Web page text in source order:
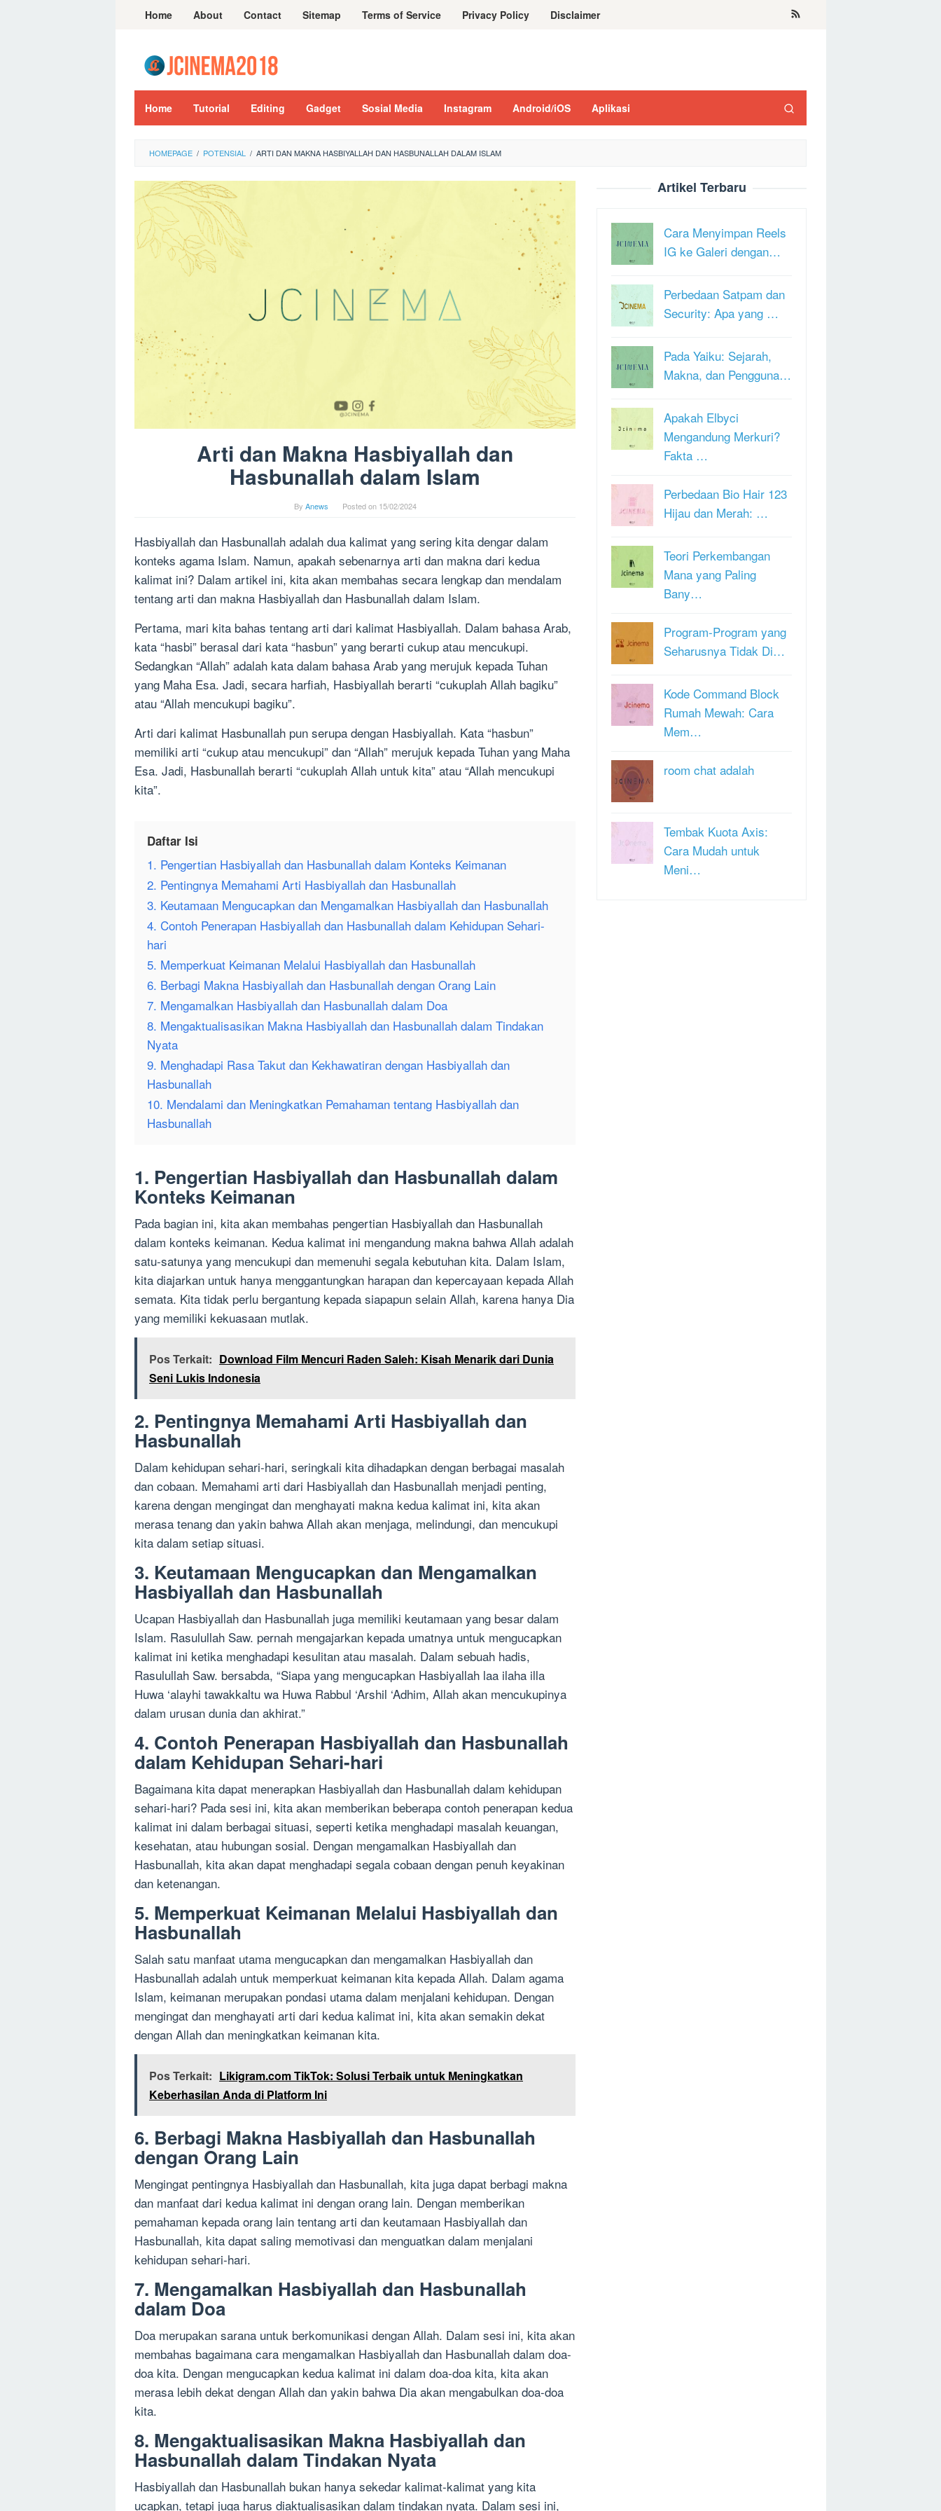
Home About Contact Sitemap Terms of Service Privacy Policy Disclaimer
Home Tutorial Editing Gadget Sosial Media Instagram Android/iOS Aplikasi
HOMEPAGE / POTENSIAL / ARTI DAN MAKNA HASBIYALLAH DAN HASBUNALLAH DALAM ISLAM
Arti dan Makna Hasbiyallah dan
Hasbunallah dalam Islam
By Anews Posted on 15/02/2024
Hasbiyallah dan Hasbunallah adalah dua kalimat yang sering kita dengar dalam
konteks agama Islam. Namun, apakah sebenarnya arti dan makna dari kedua
kalimat ini? Dalam artikel ini, kita akan membahas secara lengkap dan mendalam
tentang arti dan makna Hasbiyallah dan Hasbunallah dalam Islam.
Pertama, mari kita bahas tentang arti dari kalimat Hasbiyallah. Dalam bahasa Arab,
kata “hasbi” berasal dari kata “hasbun” yang berarti cukup atau mencukupi.
Sedangkan “Allah” adalah kata dalam bahasa Arab yang merujuk kepada Tuhan
yang Maha Esa. Jadi, secara harfiah, Hasbiyallah berarti “cukuplah Allah bagiku”
atau “Allah mencukupi bagiku”.
Arti dari kalimat Hasbunallah pun serupa dengan Hasbiyallah. Kata “hasbun”
memiliki arti “cukup atau mencukupi” dan “Allah” merujuk kepada Tuhan yang Maha
Esa. Jadi, Hasbunallah berarti “cukuplah Allah untuk kita” atau “Allah mencukupi
kita”.
Daftar Isi
1. Pengertian Hasbiyallah dan Hasbunallah dalam Konteks Keimanan
2. Pentingnya Memahami Arti Hasbiyallah dan Hasbunallah
3. Keutamaan Mengucapkan dan Mengamalkan Hasbiyallah dan Hasbunallah
4. Contoh Penerapan Hasbiyallah dan Hasbunallah dalam Kehidupan Sehari-
hari
5. Memperkuat Keimanan Melalui Hasbiyallah dan Hasbunallah
6. Berbagi Makna Hasbiyallah dan Hasbunallah dengan Orang Lain
7. Mengamalkan Hasbiyallah dan Hasbunallah dalam Doa
8. Mengaktualisasikan Makna Hasbiyallah dan Hasbunallah dalam Tindakan
Nyata
9. Menghadapi Rasa Takut dan Kekhawatiran dengan Hasbiyallah dan
Hasbunallah
10. Mendalami dan Meningkatkan Pemahaman tentang Hasbiyallah dan
Hasbunallah
1. Pengertian Hasbiyallah dan Hasbunallah dalam
Konteks Keimanan
Pada bagian ini, kita akan membahas pengertian Hasbiyallah dan Hasbunallah
dalam konteks keimanan. Kedua kalimat ini mengandung makna bahwa Allah adalah
satu-satunya yang mencukupi dan memenuhi segala kebutuhan kita. Dalam Islam,
kita diajarkan untuk hanya menggantungkan harapan dan kepercayaan kepada Allah
semata. Kita tidak perlu bergantung kepada siapapun selain Allah, karena hanya Dia
yang memiliki kekuasaan mutlak.
Pos Terkait: Download Film Mencuri Raden Saleh: Kisah Menarik dari Dunia
Seni Lukis Indonesia
2. Pentingnya Memahami Arti Hasbiyallah dan
Hasbunallah
Dalam kehidupan sehari-hari, seringkali kita dihadapkan dengan berbagai masalah
dan cobaan. Memahami arti dari Hasbiyallah dan Hasbunallah menjadi penting,
karena dengan mengingat dan menghayati makna kedua kalimat ini, kita akan
merasa tenang dan yakin bahwa Allah akan menjaga, melindungi, dan mencukupi
kita dalam setiap situasi.
3. Keutamaan Mengucapkan dan Mengamalkan
Hasbiyallah dan Hasbunallah
Ucapan Hasbiyallah dan Hasbunallah juga memiliki keutamaan yang besar dalam
Islam. Rasulullah Saw. pernah mengajarkan kepada umatnya untuk mengucapkan
kalimat ini ketika menghadapi kesulitan atau masalah. Dalam sebuah hadis,
Rasulullah Saw. bersabda, “Siapa yang mengucapkan Hasbiyallah laa ilaha illa
Huwa ‘alayhi tawakkaltu wa Huwa Rabbul ‘Arshil ‘Adhim, Allah akan mencukupinya
dalam urusan dunia dan akhirat.”
4. Contoh Penerapan Hasbiyallah dan Hasbunallah
dalam Kehidupan Sehari-hari
Bagaimana kita dapat menerapkan Hasbiyallah dan Hasbunallah dalam kehidupan
sehari-hari? Pada sesi ini, kita akan memberikan beberapa contoh penerapan kedua
kalimat ini dalam berbagai situasi, seperti ketika menghadapi masalah keuangan,
kesehatan, atau hubungan sosial. Dengan mengamalkan Hasbiyallah dan
Hasbunallah, kita akan dapat menghadapi segala cobaan dengan penuh keyakinan
dan ketenangan.
5. Memperkuat Keimanan Melalui Hasbiyallah dan
Hasbunallah
Salah satu manfaat utama mengucapkan dan mengamalkan Hasbiyallah dan
Hasbunallah adalah untuk memperkuat keimanan kita kepada Allah. Dalam agama
Islam, keimanan merupakan pondasi utama dalam menjalani kehidupan. Dengan
mengingat dan menghayati arti dari kedua kalimat ini, kita akan semakin dekat
dengan Allah dan meningkatkan keimanan kita.
Pos Terkait: Likigram.com TikTok: Solusi Terbaik untuk Meningkatkan
Keberhasilan Anda di Platform Ini
6. Berbagi Makna Hasbiyallah dan Hasbunallah
dengan Orang Lain
Mengingat pentingnya Hasbiyallah dan Hasbunallah, kita juga dapat berbagi makna
dan manfaat dari kedua kalimat ini dengan orang lain. Dengan memberikan
pemahaman kepada orang lain tentang arti dan keutamaan Hasbiyallah dan
Hasbunallah, kita dapat saling memotivasi dan menguatkan dalam menjalani
kehidupan sehari-hari.
7. Mengamalkan Hasbiyallah dan Hasbunallah
dalam Doa
Doa merupakan sarana untuk berkomunikasi dengan Allah. Dalam sesi ini, kita akan
membahas bagaimana cara mengamalkan Hasbiyallah dan Hasbunallah dalam doa-
doa kita. Dengan mengucapkan kedua kalimat ini dalam doa-doa kita, kita akan
merasa lebih dekat dengan Allah dan yakin bahwa Dia akan mengabulkan doa-doa
kita.
8. Mengaktualisasikan Makna Hasbiyallah dan
Hasbunallah dalam Tindakan Nyata
Hasbiyallah dan Hasbunallah bukan hanya sekedar kalimat-kalimat yang kita
ucapkan, tetapi juga harus diaktualisasikan dalam tindakan nyata. Dalam sesi ini,
Artikel Terbaru
Cara Menyimpan Reels
IG ke Galeri dengan…
Perbedaan Satpam dan
Security: Apa yang …
Pada Yaiku: Sejarah,
Makna, dan Pengguna…
Apakah Elbyci
Mengandung Merkuri?
Fakta …
Perbedaan Bio Hair 123
Hijau dan Merah: …
Teori Perkembangan
Mana yang Paling
Bany…
Program-Program yang
Seharusnya Tidak Di…
Kode Command Block
Rumah Mewah: Cara
Mem…
room chat adalah
Tembak Kuota Axis:
Cara Mudah untuk
Meni…